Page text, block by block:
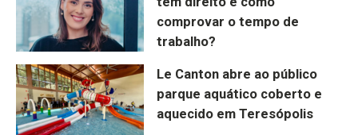
comprovar o tempo de
trabalho?
Le Canton abre ao público
parque aquático coberto e
aquecido em Teresópolis